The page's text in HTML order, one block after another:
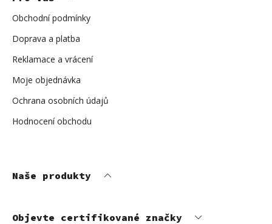
Obchodní podmínky
Doprava a platba
Reklamace a vrácení
Moje objednávka
Ochrana osobních údajů
Hodnocení obchodu
Naše produkty
Objevte certifikované značky